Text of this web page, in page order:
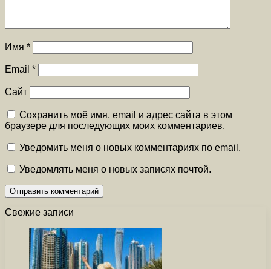
Имя *
Email *
Сайт
Сохранить моё имя, email и адрес сайта в этом
браузере для последующих моих комментариев.
Уведомить меня о новых комментариях по email.
Уведомлять меня о новых записях почтой.
Свежие записи